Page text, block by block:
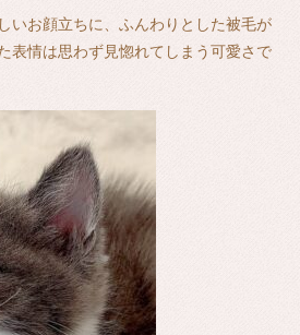
いお顔立ちに、ふんわりとした被毛が
表情は思わず見惚れてしまう可愛さで